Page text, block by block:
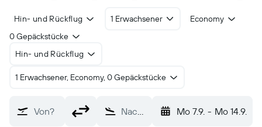
Hin- und Rückflug 1 Erwachsener
Economy
0 Gepäckstücke
Hin- und Rückflug
1 Erwachsener, Economy, 0 Gepäckstücke
Von? Nach? Mo 7.9. - Mo 14.9.